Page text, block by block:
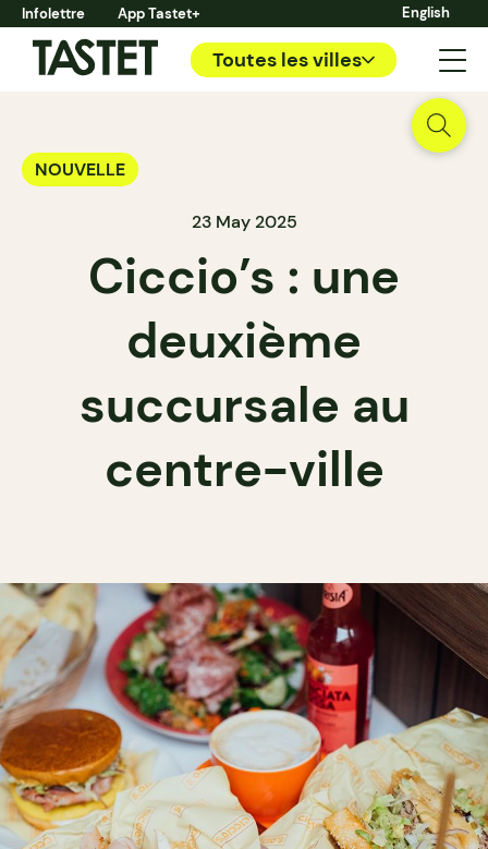
Infolettre App Tastet+ English
Toutes les villes
NOUVELLE
23 May 2025
Ciccio’s : une
deuxième
succursale au
centre-ville